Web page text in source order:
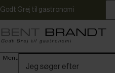
Godt Grej til gastronomi
Menu